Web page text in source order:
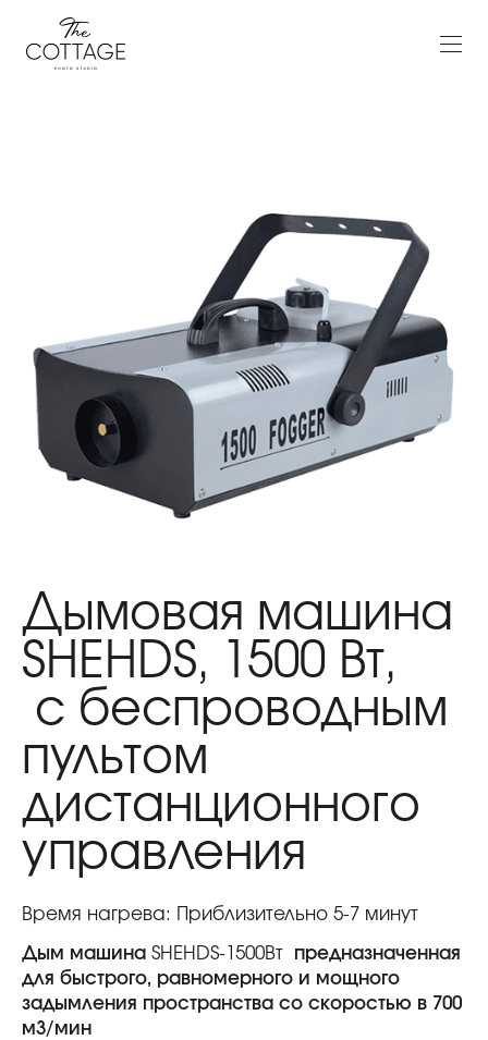
Дымовая машина
SHEHDS, 1500 Вт,
с беспроводным
пультом
дистанционного
управления
Время нагрева: Приблизительно 5-7 минут
Дым машина SHEHDS-1500Вт предназначенная
для быстрого, равномерного и мощного
задымления пространства со скоростью в 700
м3/мин